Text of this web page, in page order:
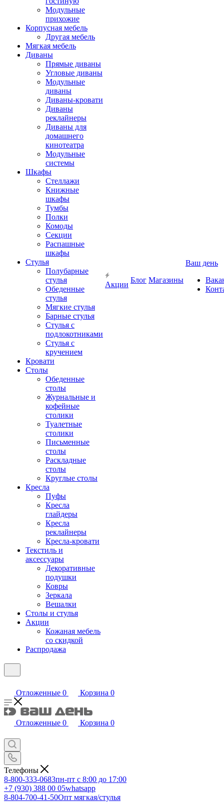
Модульные
прихожие
Корпусная мебель
Другая мебель
Мягкая мебель
Диваны
Прямые диваны
Угловые диваны
Модульные
диваны
Диваны-кровати
Диваны
реклайнеры
Диваны для
домашнего
кинотеатра
Модульные
системы
Шкафы
Стеллажи
Книжные
шкафы
Тумбы
Полки
Комоды
Секции
Распашные
шкафы
Стулья
Полубарные
стулья
Обеденные
стулья
Мягкие стулья
Барные стулья
Стулья с
подлокотниками
Стулья с
кручением
Кровати
Столы
Обеденные
столы
Журнальные и
кофейные
столики
Туалетные
столики
Письменные
столы
Раскладные
столы
Круглые столы
Кресла
Пуфы
Кресла
глайдеры
Кресла
реклайнеры
Кресла-кровати
Текстиль и
аксессуары
Декоративные
подушки
Ковры
Зеркала
Вешалки
Столы и стулья
Акции
Кожаная мебель
со скидкой
Распродажа
Акции
Блог Магазины
Ваш день
Отложенные 0 Корзина 0
Отложенные 0 Корзина 0
Телефоны
8-800-333-0683пн-пт с 8:00 до 17:00
+7 (930) 388 00 05whatsapp
8-804-700-41-50Опт мягкая/стулья